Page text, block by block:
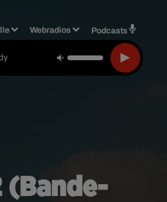
Webradios Podcasts
(Bande-